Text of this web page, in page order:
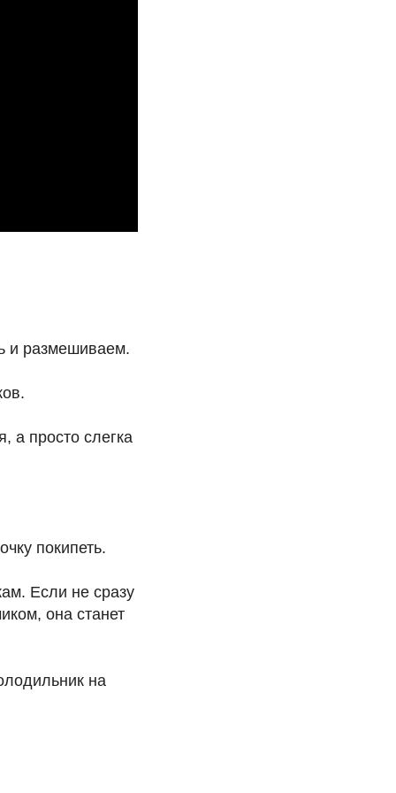
и размешиваем.
а просто слегка
покипеть.
Если не сразу
она станет
на